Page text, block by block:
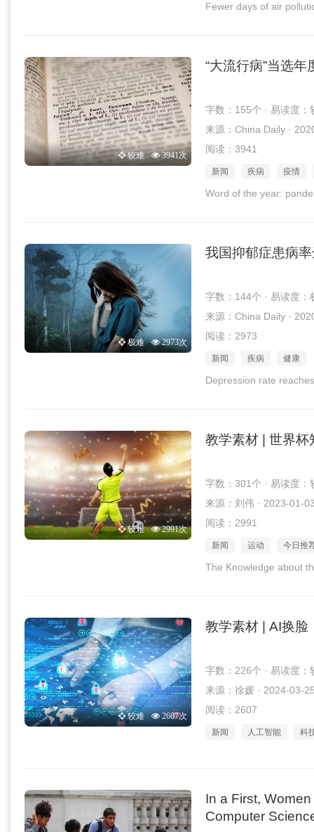
Fewer days of air
较难 3941次
“大流行病”当选年
字数：155个 · 易读度：
来源：China Daily ·
阅读：3941
新闻 疾病 疫情
Word of the year:
极难 2973次
我国抑郁症患病
字数：144个 · 易读度：
来源：China Daily ·
阅读：2973
新闻 疾病 健康
Depression rate
较难 2991次
教学素材 | 世界杯
字数：301个 · 易读度：
来源：刘伟 · 2023-01-
阅读：2991
新闻 运动 今日推
The Knowledge about
较难 2607次
教学素材 | AI换脸
字数：226个 · 易读度：
来源：徐媛 · 2024-03-
阅读：2607
新闻 人工智能 科
In a First,
Computer